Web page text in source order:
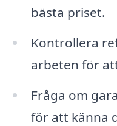
bästa priset.
Kontrollera
arbeten för
Fråga om
för att känna